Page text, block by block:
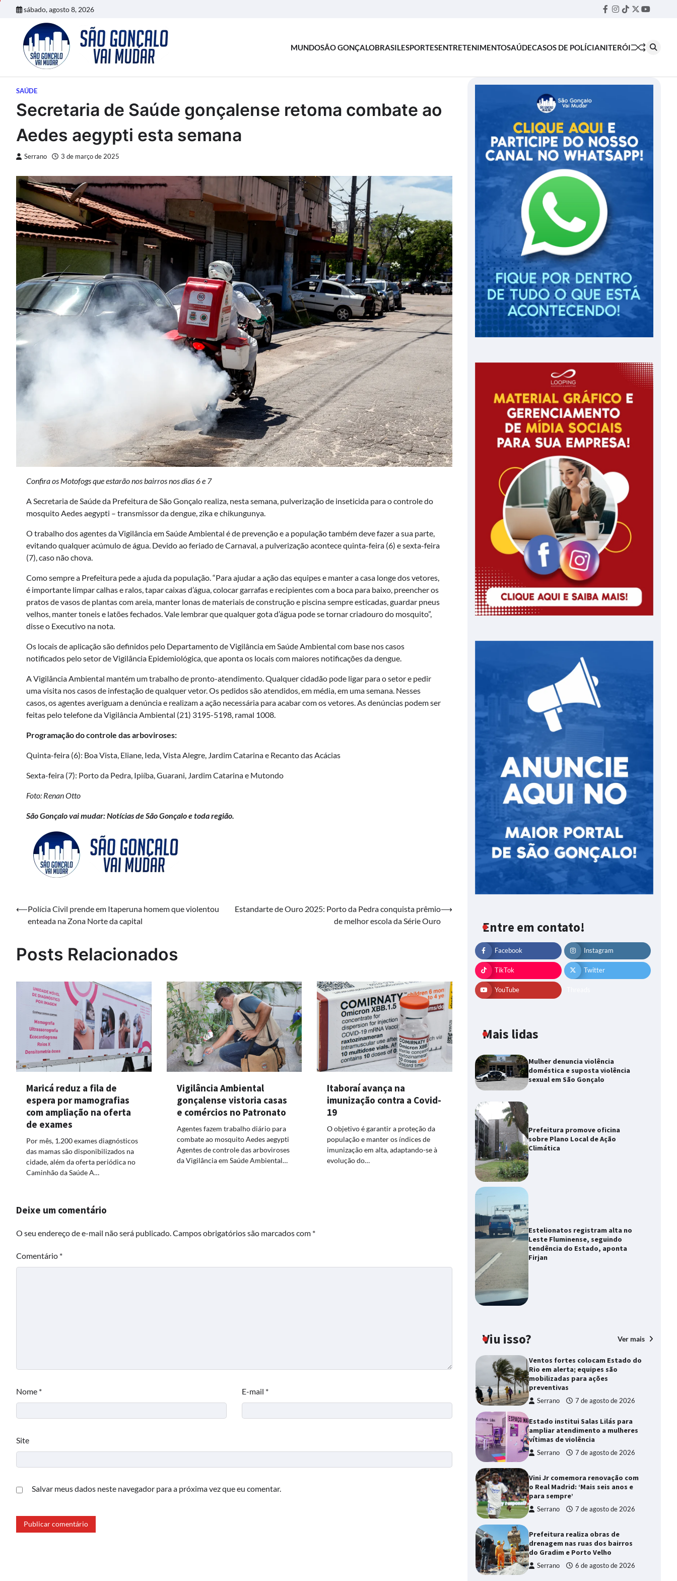
sábado, agosto 8, 2026 Facebook
Instagram
TikTok
TwitterYouTube
MUNDOSÃO GONÇALOBRASILESPORTESENTRETENIMENTOSAÚDECASOS DE POLÍCIANITERÓI
SAÚDE
Secretaria de Saúde gonçalense retoma combate ao
Aedes aegypti esta semana
Serrano 3 de março de 2025
Confira os Motofogs que estarão nos bairros nos dias 6 e 7
A Secretaria de Saúde da Prefeitura de São Gonçalo realiza, nesta semana, pulverização de inseticida para o controle do
mosquito Aedes aegypti – transmissor da dengue, zika e chikungunya.
O trabalho dos agentes da Vigilância em Saúde Ambiental é de prevenção e a população também deve fazer a sua parte,
evitando qualquer acúmulo de água. Devido ao feriado de Carnaval, a pulverização acontece quinta-feira (6) e sexta-feira
(7), caso não chova.
Como sempre a Prefeitura pede a ajuda da população. “Para ajudar a ação das equipes e manter a casa longe dos vetores,
é importante limpar calhas e ralos, tapar caixas d’água, colocar garrafas e recipientes com a boca para baixo, preencher os
pratos de vasos de plantas com areia, manter lonas de materiais de construção e piscina sempre esticadas, guardar pneus
velhos, manter toneis e latões fechados. Vale lembrar que qualquer gota d’água pode se tornar criadouro do mosquito”,
disse o Executivo na nota.
Os locais de aplicação são definidos pelo Departamento de Vigilância em Saúde Ambiental com base nos casos
notificados pelo setor de Vigilância Epidemiológica, que aponta os locais com maiores notificações da dengue.
A Vigilância Ambiental mantém um trabalho de pronto-atendimento. Qualquer cidadão pode ligar para o setor e pedir
uma visita nos casos de infestação de qualquer vetor. Os pedidos são atendidos, em média, em uma semana. Nesses
casos, os agentes averiguam a denúncia e realizam a ação necessária para acabar com os vetores. As denúncias podem ser
feitas pelo telefone da Vigilância Ambiental (21) 3195-5198, ramal 1008.
Programação do controle das arboviroses:
Quinta-feira (6): Boa Vista, Eliane, Ieda, Vista Alegre, Jardim Catarina e Recanto das Acácias
Sexta-feira (7): Porto da Pedra, Ipiíba, Guarani, Jardim Catarina e Mutondo
Foto: Renan Otto
São Gonçalo vai mudar: Notícias de São Gonçalo e toda região.
Navegação
⟵Polícia Civil prende em Itaperuna homem que violentou
enteada na Zona Norte da capital
Estandarte de Ouro 2025: Porto da Pedra conquista prêmio
de melhor escola da Série Ouro
⟶
Posts Relacionados
Maricá reduz a fila de
espera por mamografias
com ampliação na oferta
de exames
Por mês, 1.200 exames diagnósticos
das mamas são disponibilizados na
cidade, além da oferta periódica no
Caminhão da Saúde A…
Vigilância Ambiental
gonçalense vistoria casas
e comércios no Patronato
Agentes fazem trabalho diário para
combate ao mosquito Aedes aegypti
Agentes de controle das arboviroses
da Vigilância em Saúde Ambiental…
Itaboraí avança na
imunização contra a Covid-
19
O objetivo é garantir a proteção da
população e manter os índices de
imunização em alta, adaptando-se à
evolução do…
Deixe um comentário
O seu endereço de e-mail não será publicado.Campos obrigatórios são marcados com *
Comentário *
Nome * E-mail *
Site
Salvar meus dados neste navegador para a próxima vez que eu comentar.
Entre em contato!
Facebook Instagram
TikTok Twitter
YouTube
Mais lidas
Mulher denuncia violência
doméstica e suposta violência
sexual em São Gonçalo
Prefeitura promove oficina
sobre Plano Local de Ação
Climática
Estelionatos registram alta no
Leste Fluminense, seguindo
tendência do Estado, aponta
Firjan
Viu isso? Ver mais
Ventos fortes colocam Estado do
Rio em alerta; equipes são
mobilizadas para ações
preventivas
Serrano 7 de agosto de 2026
Estado institui Salas Lilás para
ampliar atendimento a mulheres
vítimas de violência
Serrano 7 de agosto de 2026
Vini Jr comemora renovação com
o Real Madrid: ‘Mais seis anos e
para sempre’
Serrano 7 de agosto de 2026
Prefeitura realiza obras de
drenagem nas ruas dos bairros
do Gradim e Porto Velho
Serrano 6 de agosto de 2026